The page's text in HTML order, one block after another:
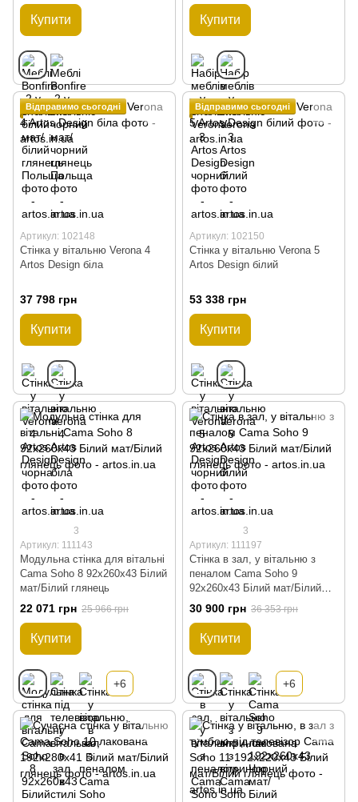
Купити Купити
Відправимо сьогодні
Артикул: 102148
Стінка у вітальню Verona 4
Artos Design біла
37 798 грн
Купити
Відправимо сьогодні
Артикул: 102150
Стінка у вітальню Verona 5
Artos Design білий
53 338 грн
Купити
3
Артикул: 111143
Модульна стінка для вітальні
Cama Soho 8 92x260x43 Білий
мат/Білий глянець
22 071 грн 25 966 грн
Купити
+6
3
Артикул: 111197
Стінка в зал, у вітальню з
пеналом Cama Soho 9
92x260x43 Білий мат/Білий
глянець
30 900 грн 36 353 грн
Купити
+6